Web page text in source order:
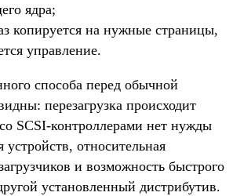
ядра;
копируется на нужные страницы,
управление.
способа перед обычной
перезагрузка происходит
SCSI-контроллерами нет нужды
устройств, относительная
и возможность быстрого
установленный дистрибутив.